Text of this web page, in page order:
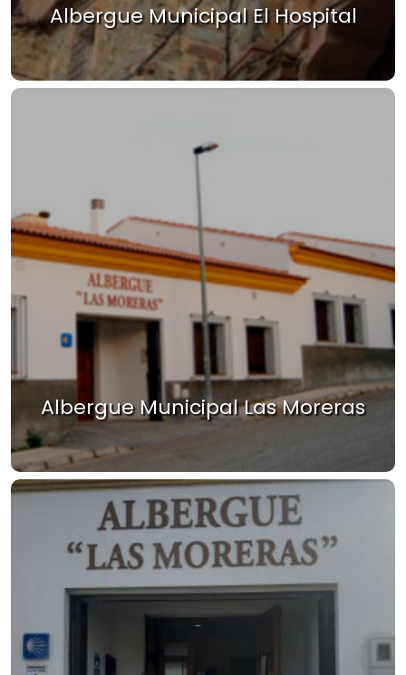
Albergue Municipal El Hospital
Albergue Municipal Las Moreras